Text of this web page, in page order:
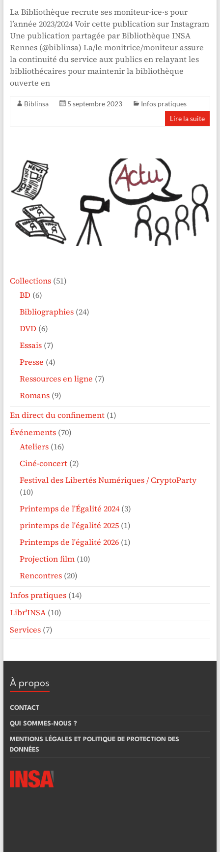
La Bibliothèque recrute ses moniteur·ice·s pour
l’année 2023/2024 Voir cette publication sur Instagram
Une publication partagée par Bibliothèque INSA
Rennes (@biblinsa) La/le monitrice/moniteur assure
la continuité du service aux publics en relayant les
bibliothécaires pour maintenir la bibliothèque
ouverte en
Biblinsa 5 septembre 2023
Infos pratiques
Lire la suite
Collections(51)
BD (6)
Bibliographies(24)
DVD (6)
Essais(7)
Presse (4)
Ressources en ligne (7)
Romans(9)
En direct du confinement(1)
Événements(70)
Ateliers(16)
Ciné-concert(2)
Festival des Libertés Numériques / CryptoParty
(10)
Printemps de l'Égalité 2024(3)
printemps de l'égalité 2025(1)
Printemps de l'égalité 2026(1)
Projection film(10)
Rencontres(20)
Infos pratiques(14)
Libr'INSA(10)
Services(7)
À propos
CONTACT
QUI SOMMES-NOUS ?
MENTIONS LÉGALES ET POLITIQUE DE PROTECTION DES
DONNÉES